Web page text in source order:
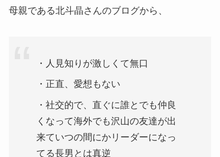
母親である北斗晶さんのブログから、
・人見知りが激しくて無口
・正直、愛想もない
・社交的で、直ぐに誰とでも仲良
くなって海外でも沢山の友達が出
来ていつの間にかリーダーになっ
てる長男とは真逆